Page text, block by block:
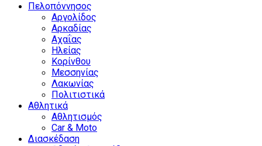
Πελοπόννησος
Αργολίδος
Αρκαδίας
Αχαΐας
Ηλείας
Κορίνθου
Μεσσηνίας
Λακωνίας
Πολιτιστικά
Αθλητικά
Αθλητισμός
Car & Moto
Διασκέδαση